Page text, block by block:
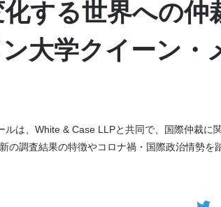
する世界への仲
大学クイーン・
は、White & Case LLPと共同で、国際仲裁に
の調査結果の特徴やコロナ禍・国際政治情勢を